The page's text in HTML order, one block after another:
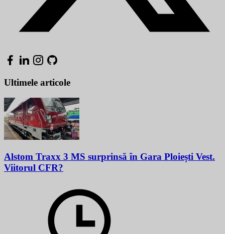
Ultimele articole
Alstom Traxx 3 MS surprinsă în Gara Ploiești Vest.
Viitorul CFR?